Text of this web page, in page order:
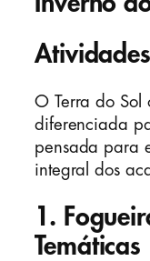
O Terra do Sol
diferenciada
pensada para
integral dos
1.
Temáticas